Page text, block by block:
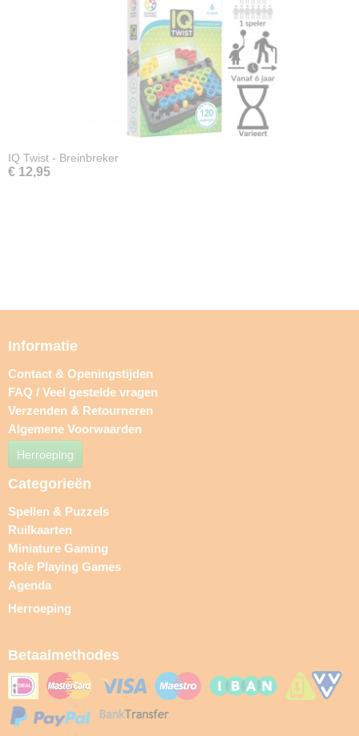
IQ Twist - Breinbreker
€ 12,95
Informatie
Contact & Openingstijden
FAQ / Veel gestelde vragen
Verzenden & Retourneren
Algemene Voorwaarden
Herroeping
Categorieën
Spellen & Puzzels
Ruilkaarten
Miniature Gaming
Role Playing Games
Agenda
Herroeping
Betaalmethodes